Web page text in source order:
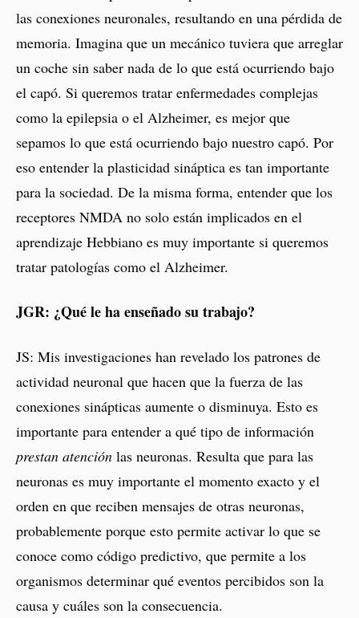
las conexiones neuronales, resultando en una pérdida de
memoria. Imagina que un mecánico tuviera que arreglar
un coche sin saber nada de lo que está ocurriendo bajo
el capó. Si queremos tratar enfermedades complejas
como la epilepsia o el Alzheimer, es mejor que
sepamos lo que está ocurriendo bajo nuestro capó. Por
eso entender la plasticidad sináptica es tan importante
para la sociedad. De la misma forma, entender que los
receptores NMDA no solo están implicados en el
aprendizaje Hebbiano es muy importante si queremos
tratar patologías como el Alzheimer.
JGR: ¿Qué le ha enseñado su trabajo?
JS: Mis investigaciones han revelado los patrones de
actividad neuronal que hacen que la fuerza de las
conexiones sinápticas aumente o disminuya. Esto es
importante para entender a qué tipo de información
prestan atención las neuronas. Resulta que para las
neuronas es muy importante el momento exacto y el
orden en que reciben mensajes de otras neuronas,
probablemente porque esto permite activar lo que se
conoce como código predictivo, que permite a los
organismos determinar qué eventos percibidos son la
causa y cuáles son la consecuencia.